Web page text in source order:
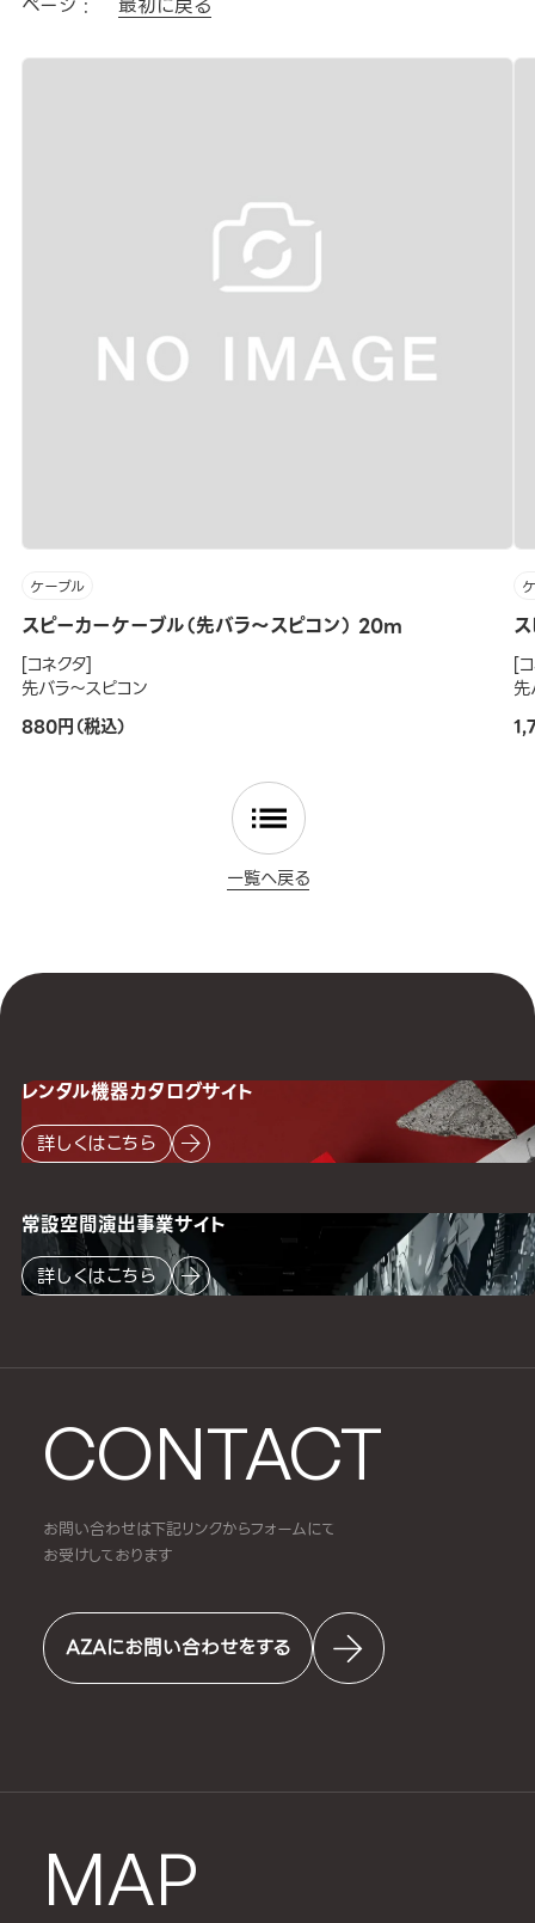
ケーブル
スピーカーケーブル（先バラ～スピコン） 20m
[コネクタ]
先バラ～スピコン
880円（税込）
[
一覧へ戻る
CONTACT
お問い合わせは下記リンクからフォームにて
お受けしております
AZAにお問い合わせをする
MAP
レンタル機器カタログサイト
詳しくはこちら
常設空間演出事業サイト
詳しくはこちら